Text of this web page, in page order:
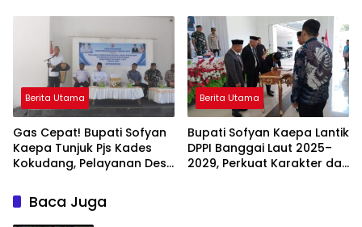
Diserahkan!
Berita Utama
Gas Cepat! Bupati Sofyan
Kaepa Tunjuk Pjs Kades
Kokudang, Pelayanan Desa
Berita Utama
Bupati Sofyan Kaepa Lantik
DPPI Banggai Laut 2025–
2029, Perkuat Karakter dan
Baca Juga